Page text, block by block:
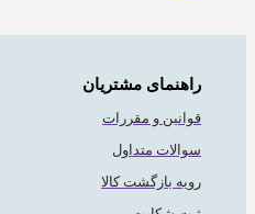
راهنمای مشتریان
قوانین و مقررات
سوالات متداول
رویه بازگشت کالا